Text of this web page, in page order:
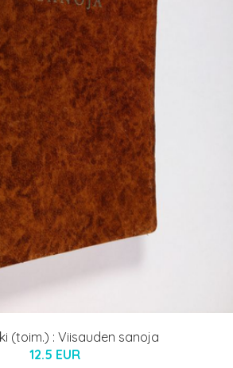
(toim.) : Viisauden sanoja
12.5 EUR